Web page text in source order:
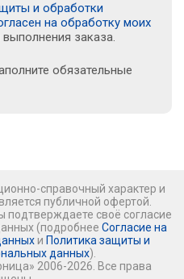
и обработки
на обработку моих
заказа.
обязательные
справочный характер и
публичной офертой.
подтверждаете своё согласие
(подробнее Согласие на
и Политика защиты и
данных).
2006-2026. Все права